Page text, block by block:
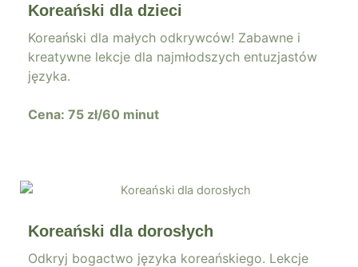
Koreański dla dzieci
Koreański dla małych odkrywców! Zabawne i
kreatywne lekcje dla najmłodszych entuzjastów
języka.
Cena: 75 zł/60 minut
Koreański dla dorosłych
Odkryj bogactwo języka koreańskiego. Lekcje